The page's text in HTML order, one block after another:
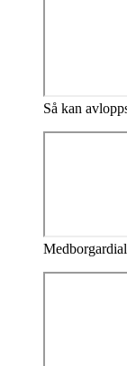
Så kan